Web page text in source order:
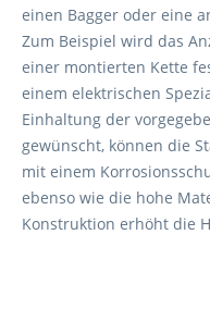
einen Bagger oder eine
Zum Beispiel wird das
einer montierten Kette
einem elektrischen
Einhaltung der
gewünscht, können die
mit einem
ebenso wie die hohe
Konstruktion erhöht die